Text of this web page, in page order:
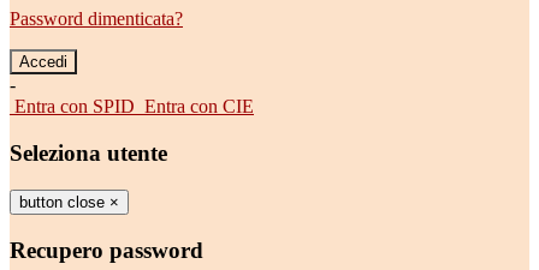
Password dimenticata?
-
Entra con SPID Entra con CIE
Seleziona utente
button close ×
Recupero password